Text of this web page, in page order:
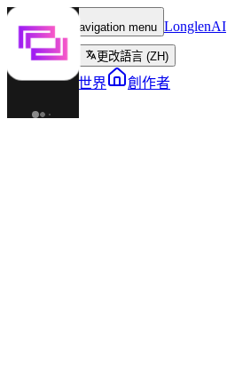
Toggle navigation menu LonglenAI
更改語言 (ZH)
角色 世界 創作者